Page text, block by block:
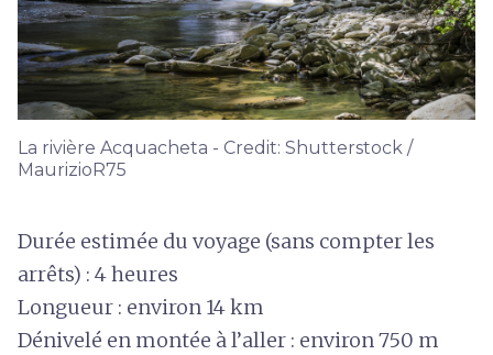
La rivière Acquacheta - Credit: Shutterstock /
MaurizioR75
Durée estimée du voyage (sans compter les
arrêts) : 4 heures
Longueur : environ 14 km
Dénivelé en montée à l’aller : environ 750 m